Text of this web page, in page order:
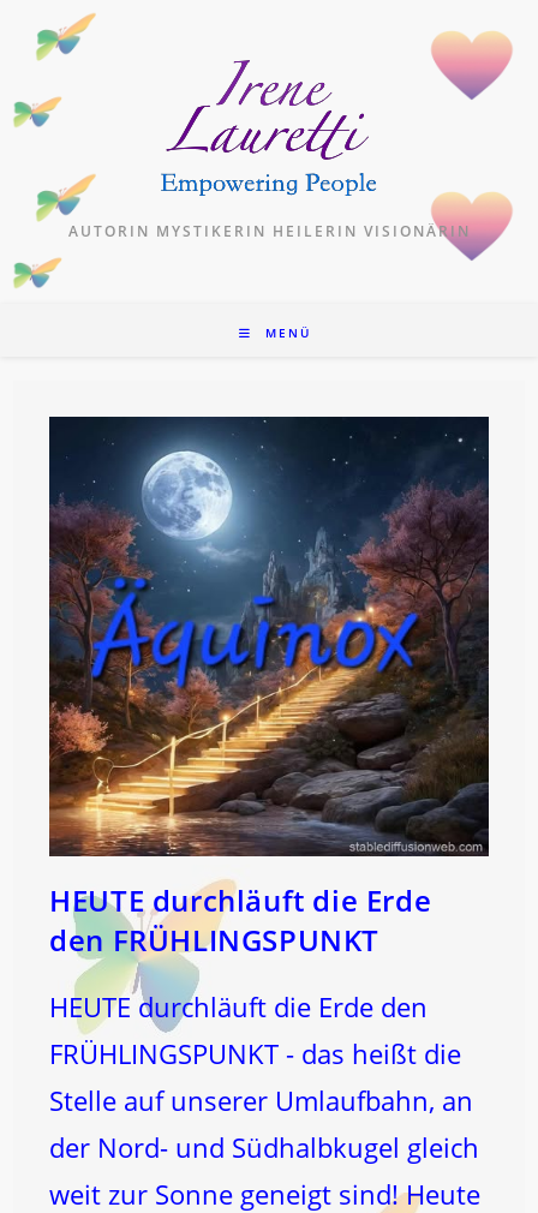
Inhalt
AUTORIN MYSTIKERIN HEILERIN VISIONÄRIN
MENÜ
HEUTE durchläuft die Erde
den FRÜHLINGSPUNKT
HEUTE durchläuft die Erde den
FRÜHLINGSPUNKT - das heißt die
Stelle auf unserer Umlaufbahn, an
der Nord- und Südhalbkugel gleich
weit zur Sonne geneigt sind! Heute